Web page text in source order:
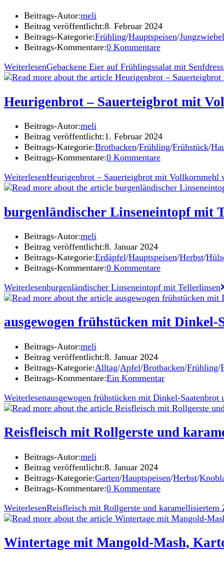
Beitrags-Autor:meli
Beitrag veröffentlicht:8. Februar 2024
Beitrags-Kategorie:Frühling/Hauptspeisen/Jungzwiebel
Beitrags-Kommentare:0 Kommentare
WeiterlesenGebackene Eier auf Frühlingssalat mit
Heurigenbrot – Sauerteigbrot mit
Beitrags-Autor:meli
Beitrag veröffentlicht:1. Februar 2024
Beitrags-Kategorie:Brotbacken/Frühling/Frühstück/
Beitrags-Kommentare:0 Kommentare
WeiterlesenHeurigenbrot – Sauerteigbrot mit Vollkornmehl
burgenländischer Linseneintopf mit
Beitrags-Autor:meli
Beitrag veröffentlicht:8. Januar 2024
Beitrags-Kategorie:Erdäpfel/Hauptspeisen/Herbst/
Beitrags-Kommentare:0 Kommentare
Weiterlesenburgenländischer Linseneintopf mit Tellerlinsen
ausgewogen frühstücken mit
Beitrags-Autor:meli
Beitrag veröffentlicht:8. Januar 2024
Beitrags-Kategorie:Alltag/Apfel/Brotbacken/Frühling/
Beitrags-Kommentare:Ein Kommentar
Weiterlesenausgewogen frühstücken mit Dinkel-
Reisfleisch mit Rollgerste und
Beitrags-Autor:meli
Beitrag veröffentlicht:8. Januar 2024
Beitrags-Kategorie:Garten/Hauptspeisen/Herbst/
Beitrags-Kommentare:0 Kommentare
WeiterlesenReisfleisch mit Rollgerste und karamellisiertem
Wintertage mit Mangold-Mash,